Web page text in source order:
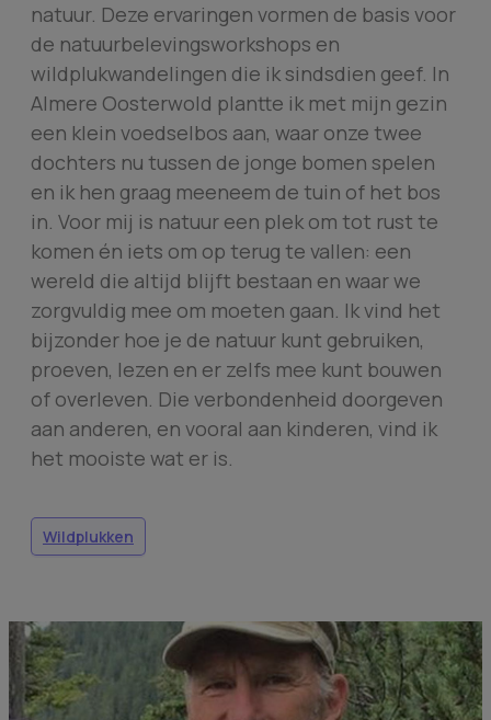
natuur. Deze ervaringen vormen de basis voor
de natuurbelevingsworkshops en
wildplukwandelingen die ik sindsdien geef. In
Almere Oosterwold plantte ik met mijn gezin
een klein voedselbos aan, waar onze twee
dochters nu tussen de jonge bomen spelen
en ik hen graag meeneem de tuin of het bos
in. Voor mij is natuur een plek om tot rust te
komen én iets om op terug te vallen: een
wereld die altijd blijft bestaan en waar we
zorgvuldig mee om moeten gaan. Ik vind het
bijzonder hoe je de natuur kunt gebruiken,
proeven, lezen en er zelfs mee kunt bouwen
of overleven. Die verbondenheid doorgeven
aan anderen, en vooral aan kinderen, vind ik
het mooiste wat er is.
Wildplukken